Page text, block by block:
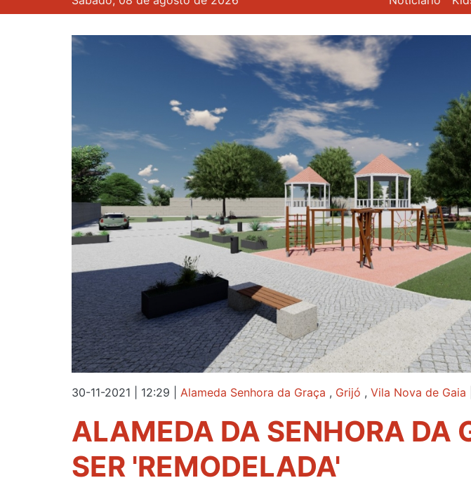
30-11-2021 | 12:29 Alameda Senhora da Graça , Grijó , Vila Nova de Gaia
ALAMEDA DA SENHORA DA
SER 'REMODELADA'